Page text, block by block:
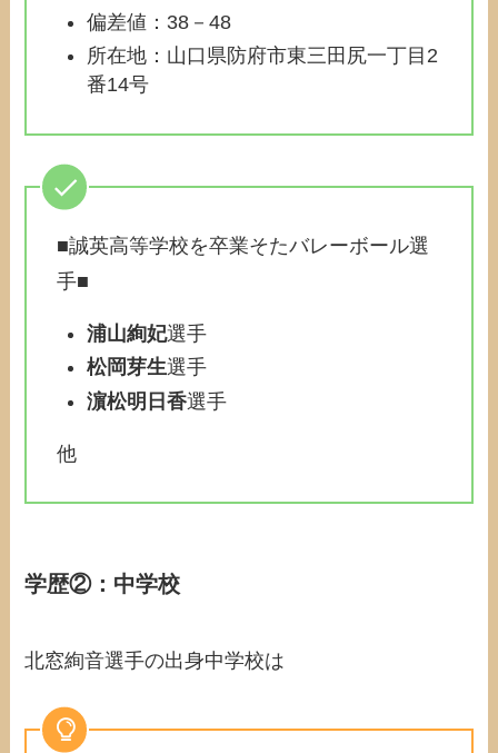
偏差値：38－48
所在地：山口県防府市東三田尻一丁目2
番14号
■誠英高等学校を卒業そたバレーボール選
手■
浦山絢妃選手
松岡芽生選手
濵松明日香選手
他
学歴②：中学校
北窓絢音選手の出身中学校は